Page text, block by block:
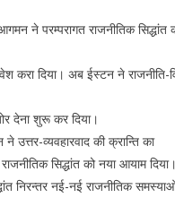
ने परम्परागत राजनीतिक
करा दिया। अब ईस्टन ने राजनीति-
देना शुरू कर दिया।
उत्तर-व्यवहारवाद की क्रान्ति का
सिद्धांत को नया आयाम दिया।
निरन्तर नई-नई राजनीतिक